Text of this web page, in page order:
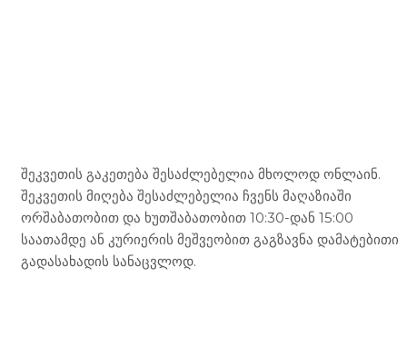
შეკვეთის გაკეთება შესაძლებელია მხოლოდ ონლაინ.
შეკვეთის მიღება შესაძლებელია ჩვენს მაღაზიაში
ორშაბათობით და ხუთშაბათობით 10:30-დან 15:00
საათამდე ან კურიერის მეშვეობით გაგზავნა დამატებითი
გადასახადის სანაცვლოდ.